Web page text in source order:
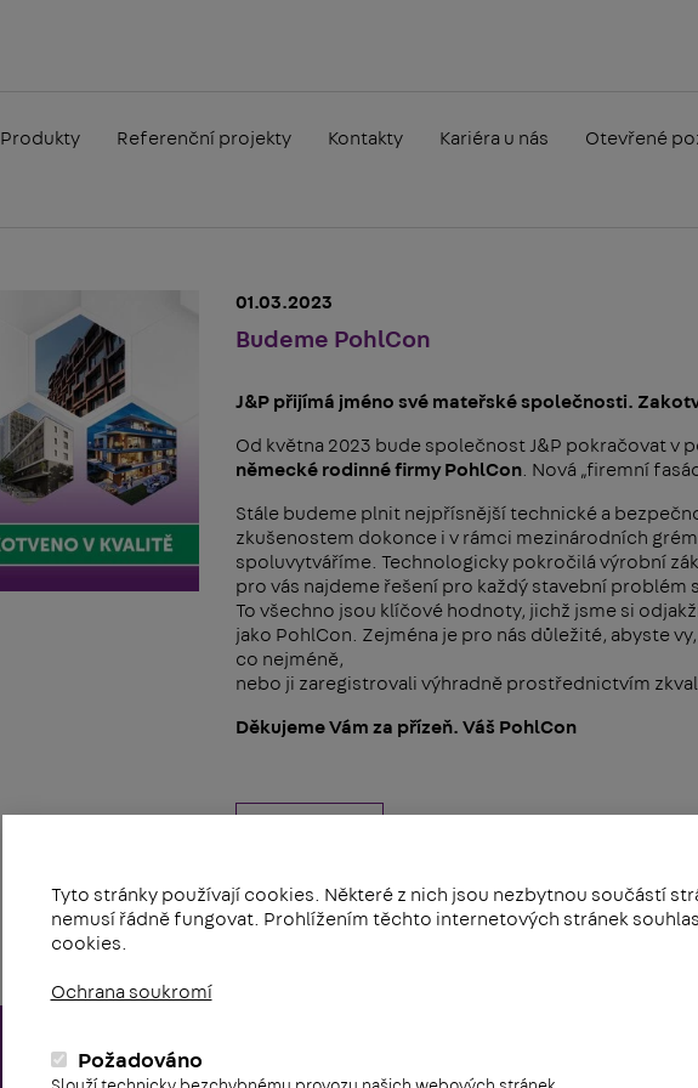
Tyto stránky používají cookies. Některé z nich jsou nezbytnou součástí
nemusí řádně fungovat. Prohlížením těchto internetových stránek
cookies.
Ochrana soukromí
Požadováno
Produkty Referenční projekty Kontakty Kariéra u nás Otevřené
01.03.2023
Budeme PohlCon
J&P přijímá jméno své mateřské společnosti.
Od května 2023 bude společnost J&P pokračovat v
německé rodinné firmy PohlCon. Nová „firemní
Stále budeme plnit nejpřísnější technické a
zkušenostem dokonce i v rámci mezinárodních
spoluvytváříme. Technologicky pokročilá výrobní
pro vás najdeme řešení pro každý stavební problém
To všechno jsou klíčové hodnoty, jichž jsme si
jako PohlCon. Zejména je pro nás důležité, abyste
co nejméně,
nebo ji zaregistrovali výhradně prostřednictvím
Děkujeme Vám za přízeň. Váš PohlCon